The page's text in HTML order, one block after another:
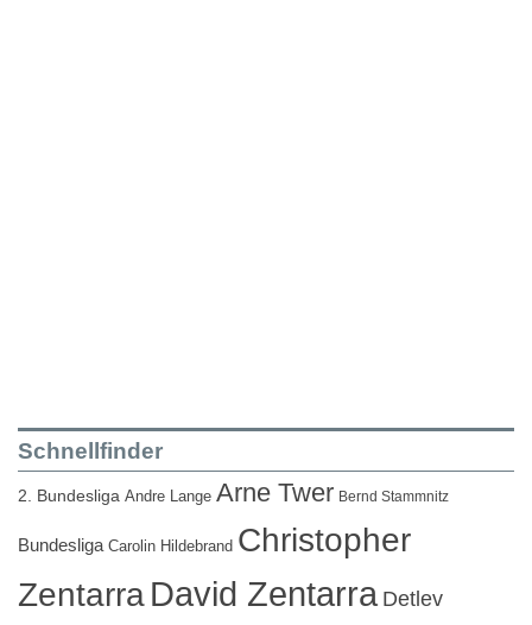
Schnellfinder
2. Bundesliga Andre Lange Arne Twer Bernd Stammnitz
Bundesliga Carolin Hildebrand Christopher
ZentarraDavid Zentarra Detlev